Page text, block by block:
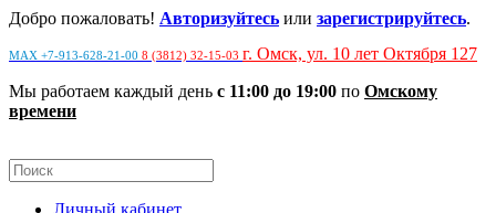
Добро пожаловать! Авторизуйтесь или зарегистрируйтесь.
MAX +7-913-628-21-00 8 (3812) 32-15-03 г. Омск, ул. 10 лет Октября 127
Мы работаем каждый день с 11:00 до 19:00 по Омскому
времени
Личный кабинет